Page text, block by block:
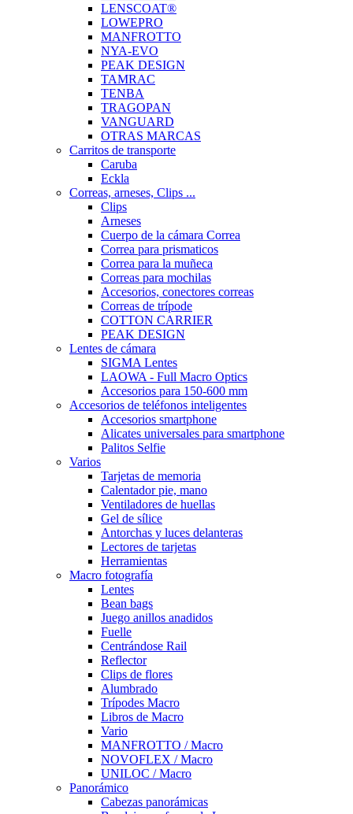
LENSCOAT®
LOWEPRO
MANFROTTO
NYA-EVO
PEAK DESIGN
TAMRAC
TENBA
TRAGOPAN
VANGUARD
OTRAS MARCAS
Carritos de transporte
Caruba
Eckla
Correas, arneses, Clips ...
Clips
Arneses
Cuerpo de la cámara Correa
Correa para prismaticos
Correa para la muñeca
Correas para mochilas
Accesorios, conectores correas
Correas de trípode
COTTON CARRIER
PEAK DESIGN
Lentes de cámara
SIGMA Lentes
LAOWA - Full Macro Optics
Accesorios para 150-600 mm
Accesorios de teléfonos inteligentes
Accesorios smartphone
Alicates universales para smartphone
Palitos Selfie
Varios
Tarjetas de memoria
Calentador pie, mano
Ventiladores de huellas
Gel de sílice
Antorchas y luces delanteras
Lectores de tarjetas
Herramientas
Macro fotografía
Lentes
Bean bags
Juego anillos anadidos
Fuelle
Centrándose Rail
Reflector
Clips de flores
Alumbrado
Trípodes Macro
Libros de Macro
Vario
MANFROTTO / Macro
NOVOFLEX / Macro
UNILOC / Macro
Panorámico
Cabezas panorámicas